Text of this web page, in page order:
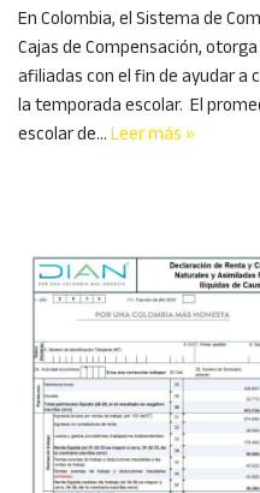
En Colombia, el Sistema de
Cajas de Compensación,
afiliadas con el fin de ayudar a
la temporada escolar. El
escolar de…Leer más »